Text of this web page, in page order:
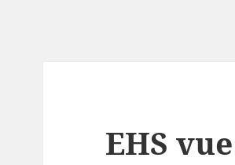
EHS